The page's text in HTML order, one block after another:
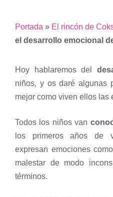
Portada » El rincón de
el desarrollo emocional
Hoy hablaremos del
niños, y os daré algunas
mejor como viven ellos las
Todos los niños van
los primeros años de
expresan emociones
malestar de modo
términos.